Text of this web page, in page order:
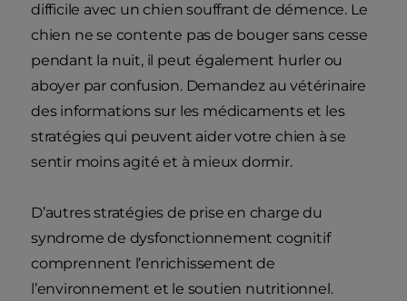
difficile avec un chien souffrant de démence. Le
chien ne se contente pas de bouger sans cesse
pendant la nuit, il peut également hurler ou
aboyer par confusion. Demandez au vétérinaire
des informations sur les médicaments et les
stratégies qui peuvent aider votre chien à se
sentir moins agité et à mieux dormir.
D’autres stratégies de prise en charge du
syndrome de dysfonctionnement cognitif
comprennent l’enrichissement de
l’environnement et le soutien nutritionnel.